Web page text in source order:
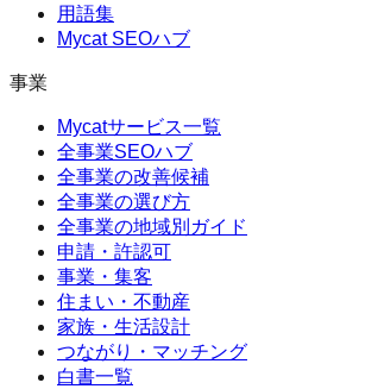
用語集
Mycat SEOハブ
事業
Mycatサービス一覧
全事業SEOハブ
全事業の改善候補
全事業の選び方
全事業の地域別ガイド
申請・許認可
事業・集客
住まい・不動産
家族・生活設計
つながり・マッチング
白書一覧